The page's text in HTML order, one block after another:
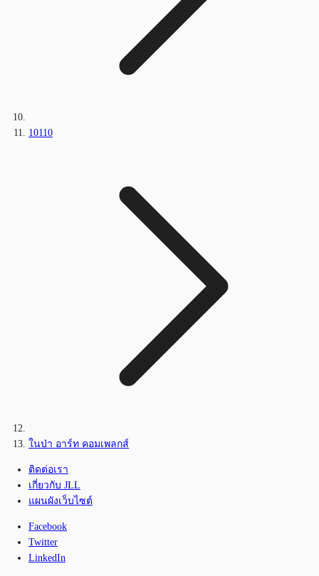
10110
ในป่า อาร์ท คอมเพลกส์
ติดต่อเรา
เกี่ยวกับ JLL
แผนผังเว็บไซต์
Facebook
Twitter
LinkedIn